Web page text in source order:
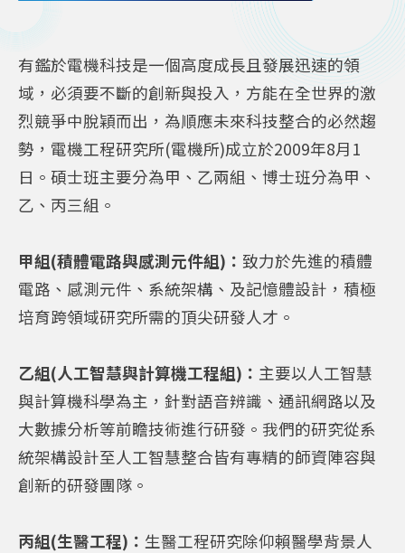
有鑑於電機科技是一個高度成長且發展迅速的領
域，必須要不斷的創新與投入，方能在全世界的激
烈競爭中脫穎而出，為順應未來科技整合的必然趨
勢，電機工程研究所(電機所)成立於2009年8月1
日。碩士班主要分為甲、乙兩組、博士班分為甲、
乙、丙三組。
甲組(積體電路與感測元件組)： 致力於先進的積體
電路、感測元件、系統架構、及記憶體設計，積極
培育跨領域研究所需的頂尖研發人才。
乙組(人工智慧與計算機工程組)： 主要以人工智慧
與計算機科學為主，針對語音辨識、通訊網路以及
大數據分析等前瞻技術進行研發。我們的研究從系
統架構設計至人工智慧整合皆有專精的師資陣容與
創新的研發團隊。
丙組(生醫工程)： 生醫工程研究除仰賴醫學背景人